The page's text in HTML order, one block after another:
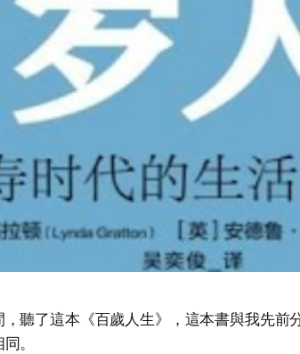
聽了這本《百歲人生》，這本書與我先前
。